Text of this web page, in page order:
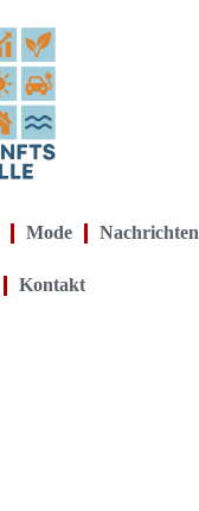
Mode Nachrichten
Kontakt